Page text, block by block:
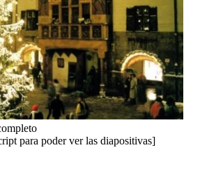
para poder ver las diapositivas]